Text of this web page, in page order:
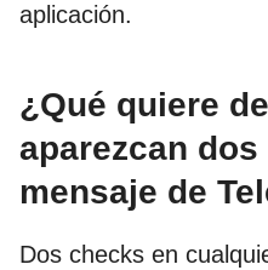
aplicación.
¿Qué quiere
aparezcan
mensaje de
Dos checks en